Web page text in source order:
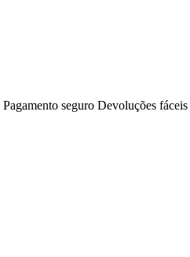
Pagamento seguro Devoluções fáceis